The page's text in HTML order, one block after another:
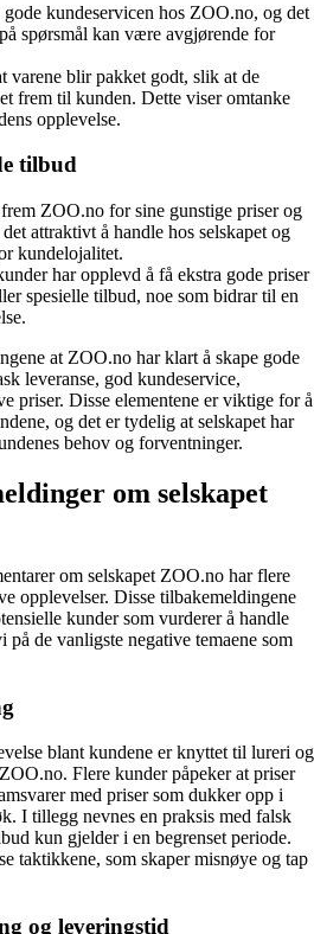
kundeservicen hos ZOO.no, og det
spørsmål kan være avgjørende for
varene blir pakket godt, slik at de
frem til kunden. Dette viser omtanke
opplevelse.
tilbud
ZOO.no for sine gunstige priser og
attraktivt å handle hos selskapet og
kundelojalitet.
har opplevd å få ekstra gode priser
spesielle tilbud, noe som bidrar til en
at ZOO.no har klart å skape gode
leveranse, god kundeservice,
priser. Disse elementene er viktige for å
og det er tydelig at selskapet har
behov og forventninger.
om selskapet
om selskapet ZOO.no har flere
opplevelser. Disse tilbakemeldingene
kunder som vurderer å handle
på de vanligste negative temaene som
blant kundene er knyttet til lureri og
Flere kunder påpeker at priser
med priser som dukker opp i
I tillegg nevnes en praksis med falsk
kun gjelder i en begrenset periode.
taktikkene, som skaper misnøye og tap
og leveringstid